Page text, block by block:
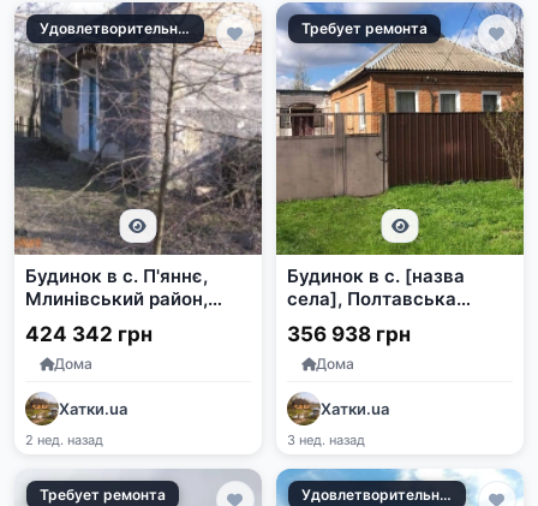
Удовлетворительное
Будинок в с. П'яннє,
Млинівський район,
Рівненська область
424 342 грн
Дома
Хатки.ua
2 нед. назад
Требует ремонта
Будинок в с. [назва
села], Полтавська
область, 72 кв.м, 33
сотки
356 938 грн
Дома
Хатки.ua
3 нед. назад
Требует ремонта Удовлетворительное